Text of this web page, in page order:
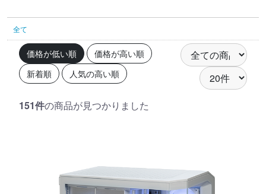
全て
価格が低い順
価格が高い順
新着順
人気の高い順
151件の商品が見つかりました